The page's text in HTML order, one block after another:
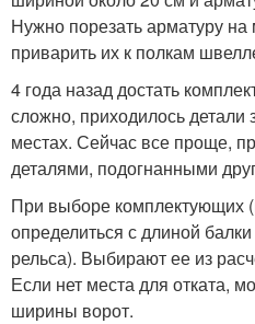
Нужно порезать арматуру на
приварить их к полкам
4 года назад достать
сложно, приходилось детали
местах. Сейчас все проще,
деталями, подогнанными
При выборе комплектующих
определиться с длиной
рельса). Выбирают ее из
Если нет места для отката,
ширины ворот.